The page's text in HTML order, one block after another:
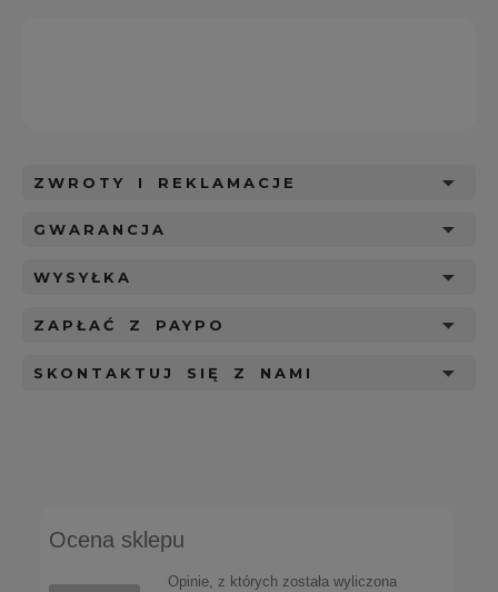
ZWROTY I REKLAMACJE
GWARANCJA
WYSYŁKA
ZAPŁAĆ Z PAYPO
SKONTAKTUJ SIĘ Z NAMI
Ocena sklepu
Opinie, z których została wyliczona